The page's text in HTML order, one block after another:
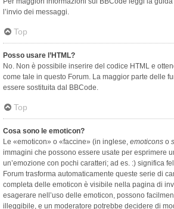
l’invio dei messaggi.
Top
Posso usare l’HTML?
No. Non è possibile inserire del codice HTML e
come tale in questo Forum. La maggior parte delle
essere sostituita dal BBCode.
Top
Cosa sono le emoticon?
Le «emoticon» o «faccine» (in inglese, emoticons o
immagini che possono essere usate per esprimere
un’emozione con pochi caratteri; ad es. :) significa
Forum trasforma automaticamente queste serie di
completa delle emoticon è visibile nella pagina di
esagerare nell’uso delle emoticon, possono
illeggibile, e un moderatore potrebbe decidere di